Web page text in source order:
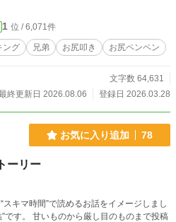
1 位 / 6,071件
ング 兄弟 お尻叩き お尻ペンペン
文字数 64,631
終更新日 2026.08.06
登録日 2026.03.28
お気に入り追加 78
ーリー
キマ時間”で読めるお話をイメージしまし